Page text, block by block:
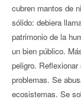
cubren mantos de
sólido: debiera
patrimonio de la
un bien público.
peligro.
problemas. Se
ecosistemas. Se